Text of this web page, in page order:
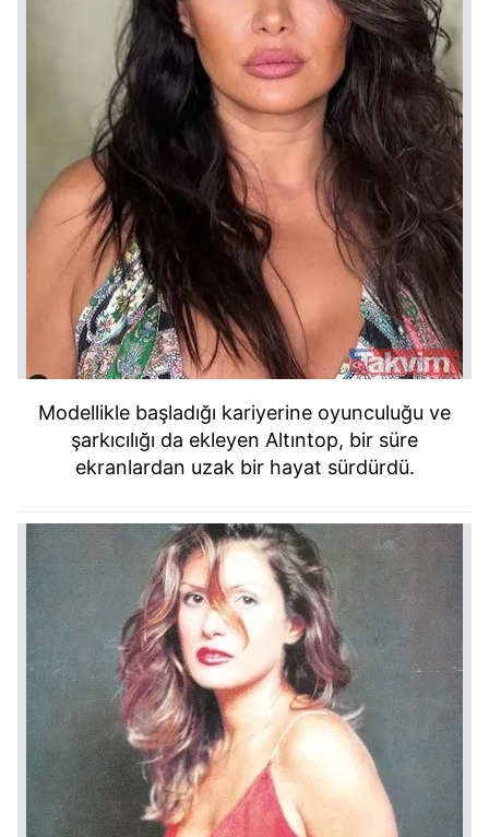
Modellikle başladığı kariyerine oyunculuğu ve
şarkıcılığı da ekleyen Altıntop, bir süre
ekranlardan uzak bir hayat sürdürdü.